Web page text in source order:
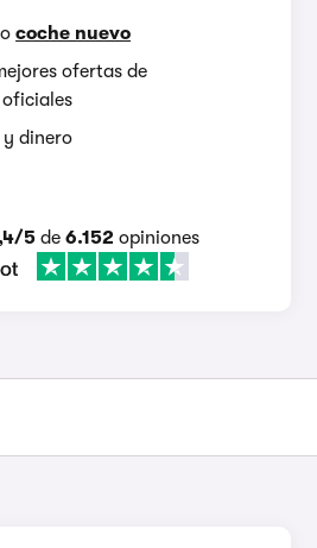
coche nuevo
ofertas de
dinero
5de 6.152 opiniones